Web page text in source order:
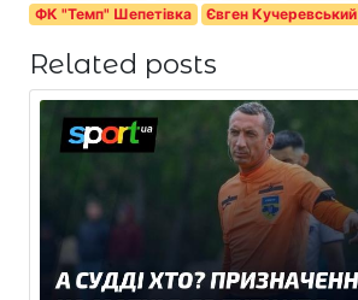
ФК "Темп" Шепетівка
Євген Кучеревський
Related posts